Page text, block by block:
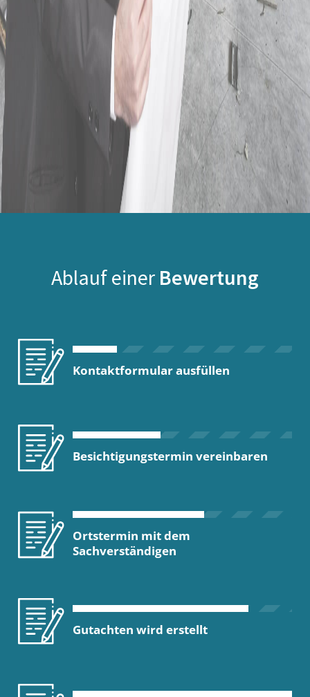
Ablauf einer Bewertung
Kontaktformular ausfüllen
Besichtigungstermin vereinbaren
Ortstermin mit dem
Sachverständigen
Gutachten wird erstellt